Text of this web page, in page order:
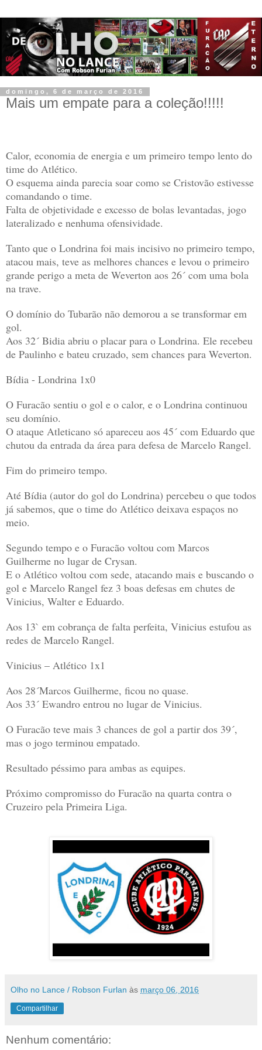
domingo, 6 de março de 2016
Mais um empate para a coleção!!!!!
Calor, economia de energia e um primeiro tempo lento do
time do Atlético.
O esquema ainda parecia soar como se Cristovão estivesse
comandando o time.
Falta de objetividade e excesso de bolas levantadas, jogo
lateralizado e nenhuma ofensividade.
Tanto que o Londrina foi mais incisivo no primeiro tempo,
atacou mais, teve as melhores chances e levou o primeiro
grande perigo a meta de Weverton aos 26´ com uma bola
na trave.
O domínio do Tubarão não demorou a se transformar em
gol.
Aos 32´ Bidia abriu o placar para o Londrina. Ele recebeu
de Paulinho e bateu cruzado, sem chances para Weverton.
Bídia - Londrina 1x0
O Furacão sentiu o gol e o calor, e o Londrina continuou
seu domínio.
O ataque Atleticano só apareceu aos 45´ com Eduardo que
chutou da entrada da área para defesa de Marcelo Rangel.
Fim do primeiro tempo.
Até Bídia (autor do gol do Londrina) percebeu o que todos
já sabemos, que o time do Atlético deixava espaços no
meio.
Segundo tempo e o Furacão voltou com Marcos
Guilherme no lugar de Crysan.
E o Atlético voltou com sede, atacando mais e buscando o
gol e Marcelo Rangel fez 3 boas defesas em chutes de
Vinicius, Walter e Eduardo.
Aos 13` em cobrança de falta perfeita, Vinicius estufou as
redes de Marcelo Rangel.
Vinicius – Atlético 1x1
Aos 28´Marcos Guilherme, ficou no quase.
Aos 33´ Ewandro entrou no lugar de Vinicius.
O Furacão teve mais 3 chances de gol a partir dos 39´,
mas o jogo terminou empatado.
Resultado péssimo para ambas as equipes.
Próximo compromisso do Furacão na quarta contra o
Cruzeiro pela Primeira Liga.
Olho no Lance / Robson Furlan às março 06, 2016
Compartilhar
Nenhum comentário: